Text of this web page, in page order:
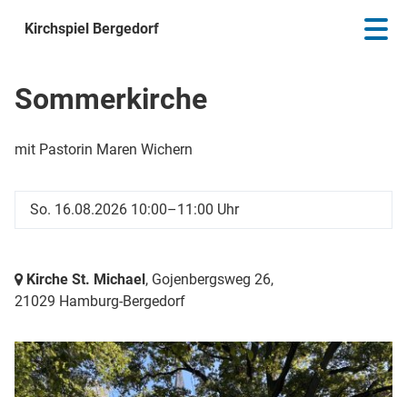
Kirchspiel Bergedorf
Sommerkirche
mit Pastorin Maren Wichern
So. 16.08.2026 10:00–11:00 Uhr
Kirche St. Michael, Gojenbergsweg 26,
21029 Hamburg-Bergedorf